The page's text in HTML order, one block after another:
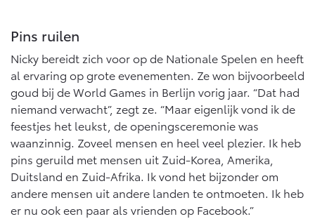
Pins ruilen
Nicky bereidt zich voor op de Nationale Spelen en heeft
al ervaring op grote evenementen. Ze won bijvoorbeeld
goud bij de World Games in Berlijn vorig jaar. “Dat had
niemand verwacht”, zegt ze. “Maar eigenlijk vond ik de
feestjes het leukst, de openingsceremonie was
waanzinnig. Zoveel mensen en heel veel plezier. Ik heb
pins geruild met mensen uit Zuid-Korea, Amerika,
Duitsland en Zuid-Afrika. Ik vond het bijzonder om
andere mensen uit andere landen te ontmoeten. Ik heb
er nu ook een paar als vrienden op Facebook.”